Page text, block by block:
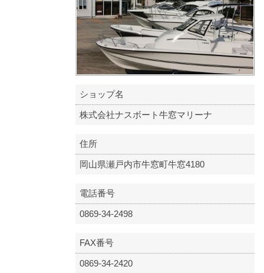
ショップ名
株式会社ナスボート牛窓マリーナ
住所
岡山県瀬戸内市牛窓町牛窓4180
電話番号
0869-34-2498
FAX番号
0869-34-2420